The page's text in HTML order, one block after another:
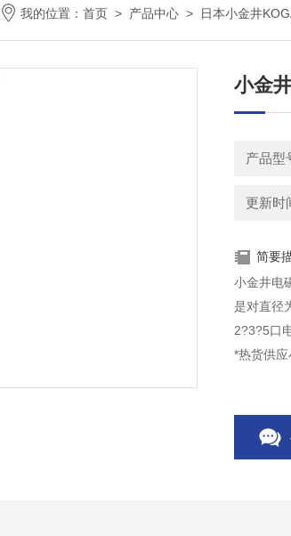
我的位置：首页 > 产品中心 > 日本小金井
小金
产品型
更新时
简要
小金井电
是对直径
2?3?5口
*热货供